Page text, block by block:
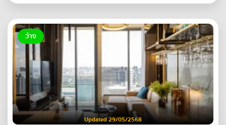
ว่าง
Updated 29/05/2568